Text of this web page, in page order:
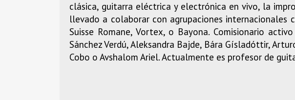
clásica, guitarra eléctrica y electrónica en vivo, la
llevado a colaborar con agrupaciones internacionales
Suisse Romane, Vortex, o Bayona. Comisionario
Sánchez Verdú, Aleksandra Bajde, Bára Gísladóttir,
Cobo o Avshalom Ariel. Actualmente es profesor de